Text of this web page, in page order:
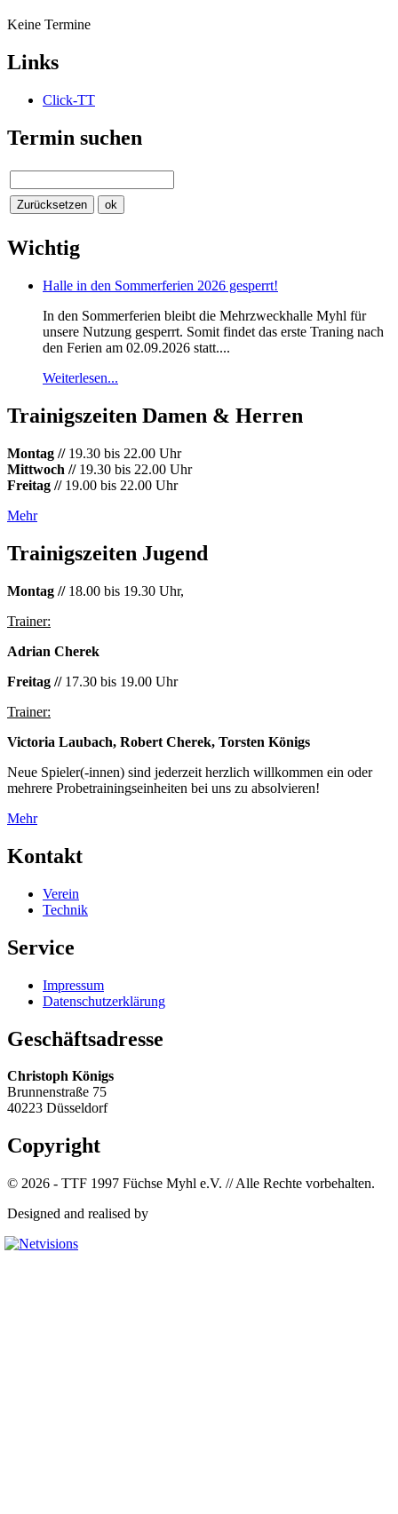
Keine Termine
Links
Click-TT
Termin suchen
Wichtig
Halle in den Sommerferien 2026 gesperrt!
In den Sommerferien bleibt die Mehrzweckhalle Myhl für
unsere Nutzung gesperrt. Somit findet das erste Traning nach
den Ferien am 02.09.2026 statt....
Weiterlesen...
Trainigszeiten Damen & Herren
Montag //19.30 bis 22.00 Uhr
Mittwoch //19.30 bis 22.00 Uhr
Freitag // 19.00 bis 22.00 Uhr
Mehr
Trainigszeiten Jugend
Montag //18.00 bis 19.30 Uhr,
Trainer:
Adrian Cherek
Freitag //17.30 bis 19.00 Uhr
Trainer:
Victoria Laubach, Robert Cherek, Torsten Königs
Neue Spieler(-innen) sind jederzeit herzlich willkommen ein oder
mehrere Probetrainingseinheiten bei uns zu absolvieren!
Mehr
Kontakt
Verein
Technik
Service
Impressum
Datenschutzerklärung
Geschäftsadresse
Christoph Königs
Brunnenstraße 75
40223 Düsseldorf
Copyright
© 2026 - TTF 1997 Füchse Myhl e.V. // Alle Rechte vorbehalten.
Designed and realised by